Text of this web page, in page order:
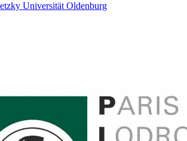
Universität Oldenburg